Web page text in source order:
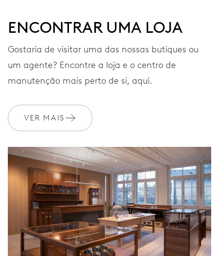
BRACELETE Aço inoxidável
GARANTIA 2 anos
garantia para 10 anos
MYORIS
ENCONTRAR UMA LOJA
Gostaria de visitar uma das nossas butiques ou
um agente? Encontre a loja e o centro de
manutenção mais perto de si, aqui.
VER MAIS